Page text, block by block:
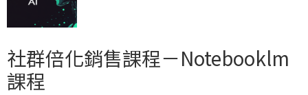
社群倍化銷售課程－Notebooklm
課程